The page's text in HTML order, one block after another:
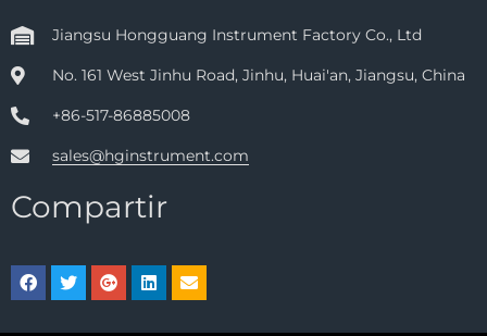
Jiangsu Hongguang Instrument Factory Co., Ltd
No. 161 West Jinhu Road, Jinhu, Huai'an, Jiangsu, China
+86-517-86885008
sales@hginstrument.com
Compartir